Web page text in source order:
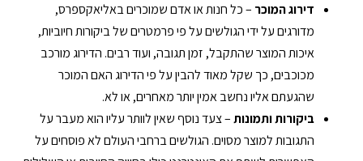
דירוג המוכר – כל חנות או אדם שמוכרים באליאקספרס,
מדורגים על ידי הגולשים על פי פרמטרים של ביקורות חיוביות,
איכות המוצר שהתקבל, זמן תגובה, ועוד רבים. הדירוג מורכב
מכוכבים, כך שקל מאוד להבין על פי הדירוג האם המוכר
שהגעתם אליו נחשב אמין יותר מאחרים, או לא.
ביקורות ותמונות– צעד נוסף שאין לוותר עליו הוא מעבר על
התגובות למוצר מסוים. הגולשים ברחבי העולם לא פוסחים על